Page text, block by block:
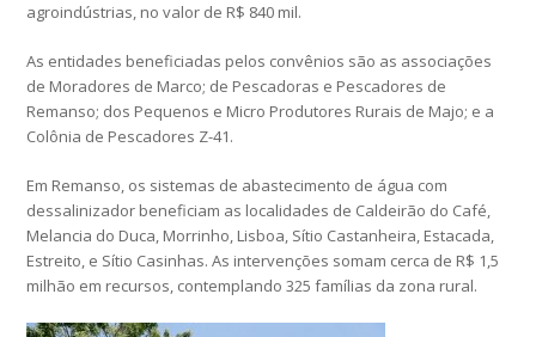
agroindústrias, no valor de R$ 840 mil.
As entidades beneficiadas pelos convênios são as associações
de Moradores de Marco; de Pescadoras e Pescadores de
Remanso; dos Pequenos e Micro Produtores Rurais de Majo; e a
Colônia de Pescadores Z-41.
Em Remanso, os sistemas de abastecimento de água com
dessalinizador beneficiam as localidades de Caldeirão do Café,
Melancia do Duca, Morrinho, Lisboa, Sítio Castanheira, Estacada,
Estreito, e Sítio Casinhas. As intervenções somam cerca de R$ 1,5
milhão em recursos, contemplando 325 famílias da zona rural.